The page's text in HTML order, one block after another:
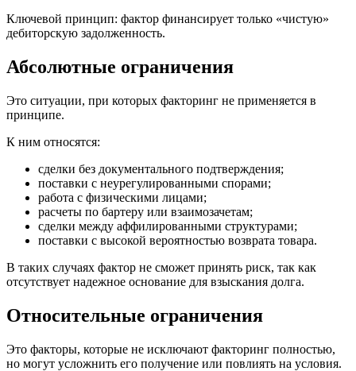
Ключевой принцип: фактор финансирует только «чистую»
дебиторскую задолженность.
Абсолютные ограничения
Это ситуации, при которых факторинг не применяется в
принципе.
К ним относятся:
сделки без документального подтверждения;
поставки с неурегулированными спорами;
работа с физическими лицами;
расчеты по бартеру или взаимозачетам;
сделки между аффилированными структурами;
поставки с высокой вероятностью возврата товара.
В таких случаях фактор не сможет принять риск, так как
отсутствует надежное основание для взыскания долга.
Относительные ограничения
Это факторы, которые не исключают факторинг полностью,
но могут усложнить его получение или повлиять на условия.